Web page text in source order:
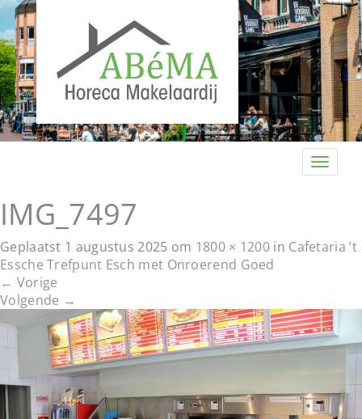
T
e
v
i
g
i
o
IMG_7497
Geplaatst 1 augustus 2025 om 1800 × 1200 in Cafetaria ’t
Essche Trefpunt Esch met Onroerend Goed
← Vorige
Volgende →